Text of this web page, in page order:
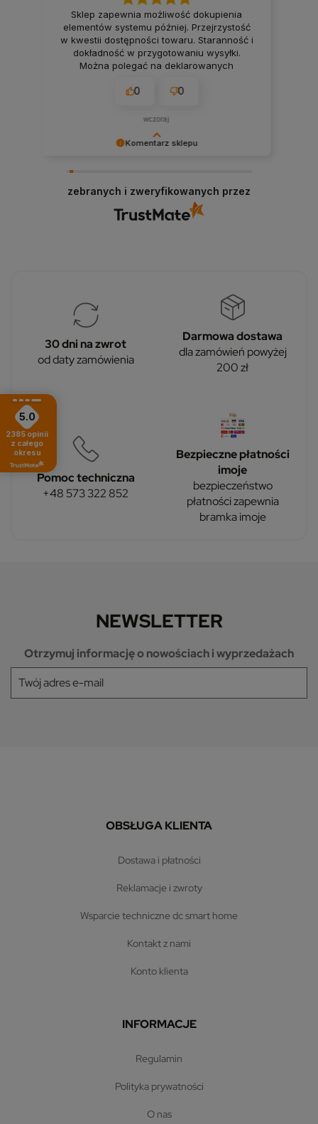
Komentarz sklepu
Każdy element (moduł, ramka) był osobno
zabezpieczony. Wszystkie zamówione
produkty były dostępne od ręki. Możliwość
negocjacji / indywidualnego ustalenia
warunków. Satysfakcja gwarantowana na
0 0
w tym tygodniu
zebranych i zweryfikowanych przez
5.0
2385 opinii
z całego
okresu
30 dni na zwrot
od daty zamówienia
Darmowa dostawa
dla zamówień powyżej
200 zł
Pomoc techniczna
+48 573 322 852
Bezpieczne płatności
imoje
bezpieczeństwo
płatności zapewnia
bramka imoje
NEWSLETTER
Otrzymuj informację o nowościach i wyprzedażach
OBSŁUGA KLIENTA
dostawa i płatności
reklamacje i zwroty
wsparcie techniczne dc smart home
kontakt z nami
konto klienta
INFORMACJE
regulamin
polityka prywatności
o nas